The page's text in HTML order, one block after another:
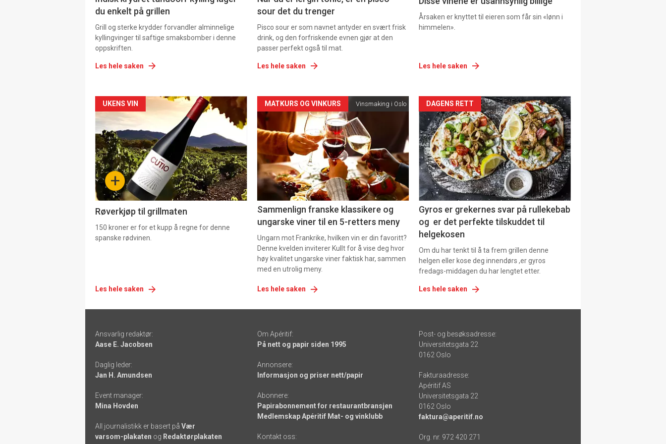
du enkelt på grillen
Grill og sterke krydder forvandler alminnelige
kyllingvinger til saftige smaksbomber i denne
oppskriften.
Les hele saken
sour det du trenger
Pisco sour er som navnet antyder en svært frisk
drink, og den forfriskende evnen gjør at den
passer perfekt også til mat.
Les hele saken
Årsaken er knyttet til eieren som får sin «lønn i
himmelen».
Les hele saken
Forsiden
akkurat
nå
-
4 +
UKENS VIN
Røverkjøp til grillmaten
150 kroner er for et kupp å regne for denne
spanske rødvinen.
Les hele saken
Forsiden
akkurat
nå
-
5
MATKURS OG VINKURS Vinsmaking i Oslo
Sammenlign franske klassikere og
ungarske viner til en 5-retters meny
Ungarn mot Frankrike, hvilken vin er din favoritt?
Denne kvelden inviterer Kullt for å vise deg hvor
høy kvalitet ungarske viner faktisk har, sammen
med en utrolig meny.
Les hele saken
Forsiden
akkurat
nå
-
6
DAGENS RETT
Gyros er grekernes svar på rullekebab
og er det perfekte tilskuddet til
helgekosen
Om du har tenkt til å ta frem grillen denne
helgen eller kose deg innendørs ,er gyros
fredags-middagen du har lengtet etter.
Les hele saken
-
links
Ansvarlig redaktør:
Aase E. Jacobsen
Daglig leder:
Jan H. Amundsen
Event manager:
Mina Hovden
All journalistikk er basert på Vær
varsom-plakaten og Redaktørplakaten
Om Apéritif:
På nett og papir siden 1995
Annonsere:
Informasjon og priser nett/papir
Abonnere:
Papirabonnement for restaurantbransjen
Medlemskap Apéritif Mat- og vinklubb
Kontakt oss:
Post- og besøksadresse:
Universitetsgata 22
0162 Oslo
Fakturaadresse:
Apéritif AS
Universitetsgata 22
0162 Oslo
faktura@aperitif.no
Org. nr. 972 420 271